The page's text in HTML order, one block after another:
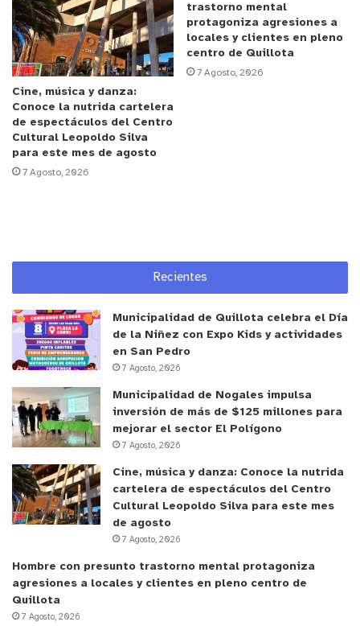
parlamentarios, “quienes dieron a conocer sus
inquietudes y algunas líneas de acción respecto de
cómo ordenar el territorio. También estuvieron los
concejales y parte del equipo municipal”.
“No queremos ni permitiremos que se siga
loteando irregularmente la comuna, porque se está
haciendo un daño ambiental y se merman las arcas
Los Molles, Pichicuy, Casas Viejas, Longotoma,
Santa María, San Manuel, Santa Marta, La Ligua y
Valle Hermoso, entre otros. Eso nos tiene muy
preocupados”.
Daniel Curilén, presidente de la Asociación de
Comunidades Unidas en Territorios Irregulares
(AGRUPATI), comentó que “esta cita fue muy
fructífera, porque como dirigentes creemos que el
camino correcto es el que se está tomando con
una mesa técnico-política liderada por el alcalde.
Estoy muy satisfecho y queremos plantear algunas
ideas que tenemos en este ámbito. Esto no es un
trabajo que sólo deba llevar un sector político.
Necesitamos que lo hagan todos”.
El diputado Diego Ibáñez (CS), q quien participó de
Cine, música y danza:
Conoce la nutrida cartelera
de espectáculos del Centro
Cultural Leopoldo Silva
para este mes de agosto
7 Agosto, 2026
trastorno mental
protagoniza agresiones a
locales y clientes en pleno
centro de Quillota
7 Agosto, 2026
Recientes
Municipalidad de Quillota celebra el Día
de la Niñez con Expo Kids y actividades
en San Pedro
7 Agosto, 2026
Municipalidad de Nogales impulsa
inversión de más de $125 millones para
mejorar el sector El Polígono
7 Agosto, 2026
Cine, música y danza: Conoce la nutrida
cartelera de espectáculos del Centro
Cultural Leopoldo Silva para este mes
de agosto
7 Agosto, 2026
Hombre con presunto trastorno mental protagoniza
agresiones a locales y clientes en pleno centro de
Quillota
7 Agosto, 2026